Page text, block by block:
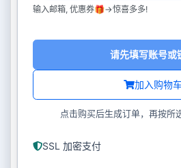
输入邮箱, 优惠券🎁->惊喜多多!
加入购物
请先填写账号或
点击购买后生成订单，再按所
SSL 加密支付